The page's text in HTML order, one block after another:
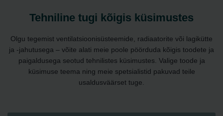
Tehniline tugi kõigis küsimustes
Olgu tegemist ventilatsioonisüsteemide, radiaatorite või lagikütte
ja -jahutusega – võite alati meie poole pöörduda kõigis toodete ja
paigaldusega seotud tehnilistes küsimustes. Valige toode ja
küsimuse teema ning meie spetsialistid pakuvad teile
usaldusväärset tuge.